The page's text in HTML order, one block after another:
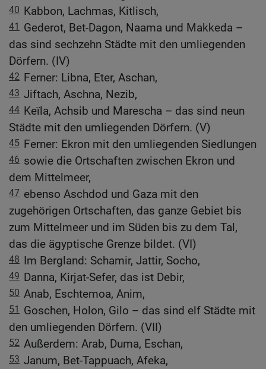
40 Kabbon, Lachmas, Kitlisch,
41 Gederot, Bet-Dagon, Naama und Makkeda –
das sind sechzehn Städte mit den umliegenden
Dörfern. (IV)
42 Ferner: Libna, Eter, Aschan,
43 Jiftach, Aschna, Nezib,
44 Keïla, Achsib und Marescha – das sind neun
Städte mit den umliegenden Dörfern. (V)
45 Ferner: Ekron mit den umliegenden Siedlungen
46 sowie die Ortschaften zwischen Ekron und
dem Mittelmeer,
47 ebenso Aschdod und Gaza mit den
zugehörigen Ortschaften, das ganze Gebiet bis
zum Mittelmeer und im Süden bis zu dem Tal,
das die ägyptische Grenze bildet. (VI)
48 Im Bergland: Schamir, Jattir, Socho,
49 Danna, Kirjat-Sefer, das ist Debir,
50 Anab, Eschtemoa, Anim,
51 Goschen, Holon, Gilo – das sind elf Städte mit
den umliegenden Dörfern. (VII)
52 Außerdem: Arab, Duma, Eschan,
53 Janum, Bet-Tappuach, Afeka,